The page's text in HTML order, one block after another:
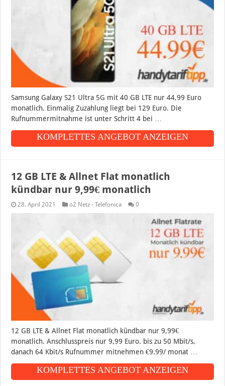
Samsung Galaxy S21 Ultra 5G mit 40 GB LTE nur 44,99 Euro
monatlich. Einmalig Zuzahlung liegt bei 129 Euro. Die
Rufnummermitnahme ist unter Schritt 4 bei …
KOMPLETTES ANGEBOT ANZEIGEN
12 GB LTE & Allnet Flat monatlich
kündbar nur 9,99€ monatlich
28. April 2021 o2 Netz - Telefonica 0
12 GB LTE & Allnet Flat monatlich kündbar nur 9,99€
monatlich. Anschlusspreis nur 9,99 Euro. bis zu 50 Mbit/s,
danach 64 Kbit/s Rufnummer mitnehmen €9.99/ monat …
KOMPLETTES ANGEBOT ANZEIGEN